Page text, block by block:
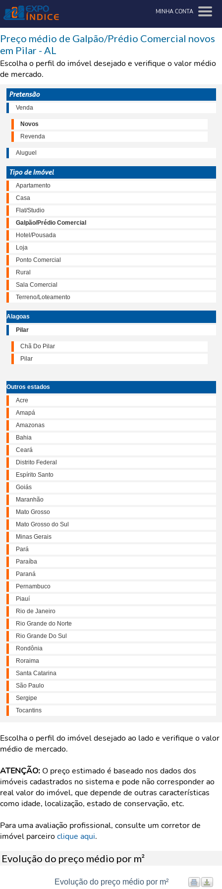
MINHA CONTA
Preço médio de Galpão/Prédio Comercial novos
em Pilar - AL
Escolha o perfil do imóvel desejado e verifique o valor médio
de mercado.
Pretensão
Venda
Novos
Revenda
Aluguel
Tipo de Imóvel
Apartamento
Casa
Flat/Studio
Galpão/Prédio Comercial
Hotel/Pousada
Loja
Ponto Comercial
Rural
Sala Comercial
Terreno/Loteamento
Alagoas
Pilar
Chã Do Pilar
Pilar
Outros estados
Acre
Amapá
Amazonas
Bahia
Ceará
Distrito Federal
Espírito Santo
Goiás
Maranhão
Mato Grosso
Mato Grosso do Sul
Minas Gerais
Pará
Paraíba
Paraná
Pernambuco
Piauí
Rio de Janeiro
Rio Grande do Norte
Rio Grande Do Sul
Rondônia
Roraima
Santa Catarina
São Paulo
Sergipe
Tocantins
Escolha o perfil do imóvel desejado ao lado e verifique o valor
médio de mercado.
ATENÇÃO: O preço estimado é baseado nos dados dos
imóveis cadastrados no sistema e pode não corresponder ao
real valor do imóvel, que depende de outras características
como idade, localização, estado de conservação, etc.
Para uma avaliação profissional, consulte um corretor de
imóvel parceiroclique aqui.
Evolução do preço médio por m²
Evolução do preço médio por m²